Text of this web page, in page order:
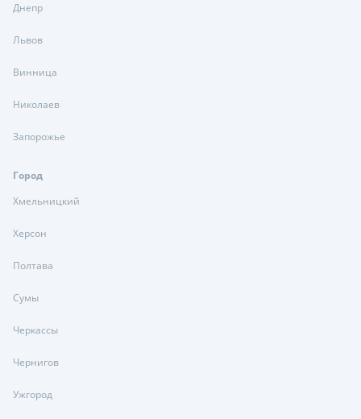
Днепр
Львов
Винница
Николаев
Запорожье
Город
Хмельницкий
Херсон
Полтава
Сумы
Черкассы
Чернигов
Ужгород